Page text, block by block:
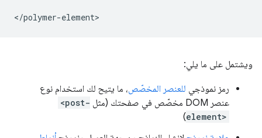
ويشتمل على ما يلي:
رمز نموذجي للعنصر المخصّص، ما يتيح لك استخدام نوع
عنصر DOM مخصّص في صفحتك (مثل
<post-
element>
)